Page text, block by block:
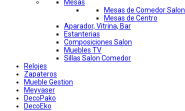
Mesas
Mesas de Comedor Salon
Mesas de Centro
Aparador, Vitrina, Bar
Estanterias
Composiciones Salon
Muebles TV
Sillas Salon Comedor
Relojes
Zapateros
Mueble Gestion
Meyvaser
DecoPako
DecoEko